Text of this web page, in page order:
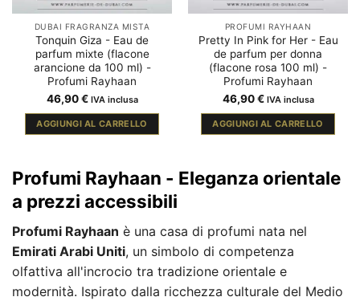
DUBAI FRAGRANZA MISTA
Tonquin Giza - Eau de
parfum mixte (flacone
arancione da 100 ml) -
Profumi Rayhaan
46,90€ IVA inclusa
AGGIUNGI AL CARRELLO
PROFUMI RAYHAAN
Pretty In Pink for Her - Eau
de parfum per donna
(flacone rosa 100 ml) -
Profumi Rayhaan
46,90€ IVA inclusa
AGGIUNGI AL CARRELLO
Profumi Rayhaan - Eleganza orientale
a prezzi accessibili
Profumi Rayhaan è una casa di profumi nata nel
Emirati Arabi Uniti, un simbolo di competenza
olfattiva all'incrocio tra tradizione orientale e
modernità. Ispirato dalla ricchezza culturale del Medio